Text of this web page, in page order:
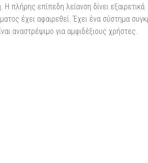
πλήρης επίπεδη λείανση δίνει εξαιρετικά
έχει αφαιρεθεί. Έχει ένα σύστημα
αναστρέψιμο για αμφιδέξιους χρήστες.